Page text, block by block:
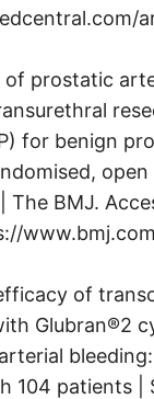
of prostatic
for benign
BMJ.
of
Glubran®2
104 patients |